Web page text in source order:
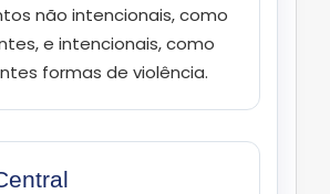
não intencionais, como
e intencionais, como
formas de violência.